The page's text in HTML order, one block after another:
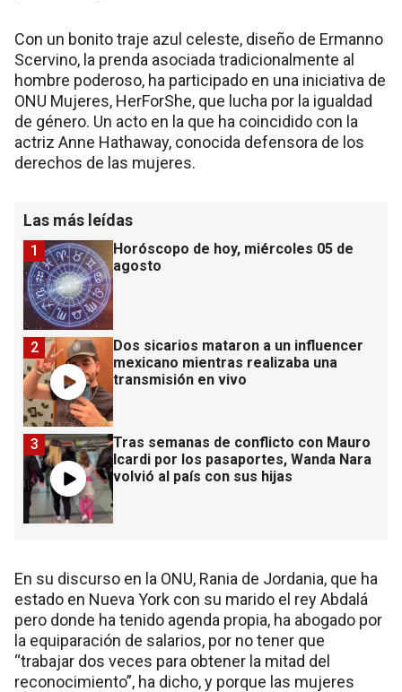
Con un bonito traje azul celeste, diseño de Ermanno
Scervino, la prenda asociada tradicionalmente al
hombre poderoso, ha participado en una iniciativa de
ONU Mujeres, HerForShe, que lucha por la igualdad
de género. Un acto en la que ha coincidido con la
actriz Anne Hathaway, conocida defensora de los
derechos de las mujeres.
Las más leídas
Horóscopo de hoy, miércoles 05 de
agosto
1
Dos sicarios mataron a un influencer
mexicano mientras realizaba una
transmisión en vivo
2
Tras semanas de conflicto con Mauro
Icardi por los pasaportes, Wanda Nara
volvió al país con sus hijas
3
En su discurso en la ONU, Rania de Jordania, que ha
estado en Nueva York con su marido el rey Abdalá
pero donde ha tenido agenda propia, ha abogado por
la equiparación de salarios, por no tener que
“trabajar dos veces para obtener la mitad del
reconocimiento”, ha dicho, y porque las mujeres